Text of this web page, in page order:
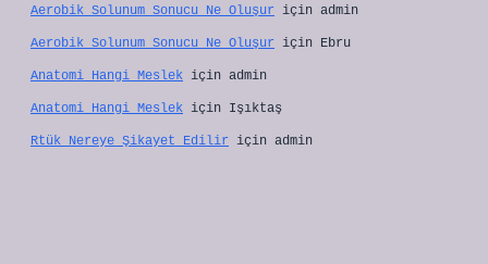
Aerobik Solunum Sonucu Ne Oluşur için admin
Aerobik Solunum Sonucu Ne Oluşur için Ebru
Anatomi Hangi Meslek için admin
Anatomi Hangi Meslek için Işıktaş
Rtük Nereye Şikayet Edilir için admin